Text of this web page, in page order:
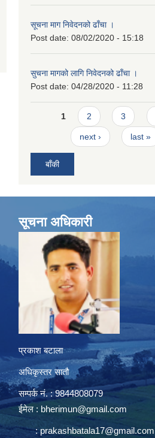
सूचना माग निवेदनको ढाँचा ।
Post date: 08/02/2020 - 15:18
सुचना मागको लागि निवेदनको ढाँचा ।
Post date: 04/28/2020 - 11:28
Pages
1 2 3
next › last »
बाँकी
सूचना अधिकारी
प्रकाश बटाला
अधिकृस्तर सातौ
सम्पर्क न‌ं. : 9844808079
ईमेल : bherimun@gmail.com
:prakashbatala17@gmail.com